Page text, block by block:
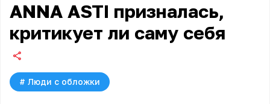
ANNA ASTI призналась,
критикует ли саму себя
# Люди с обложки